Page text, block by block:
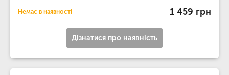
Немає в наявності 1 459 грн
Дізнатися про наявність